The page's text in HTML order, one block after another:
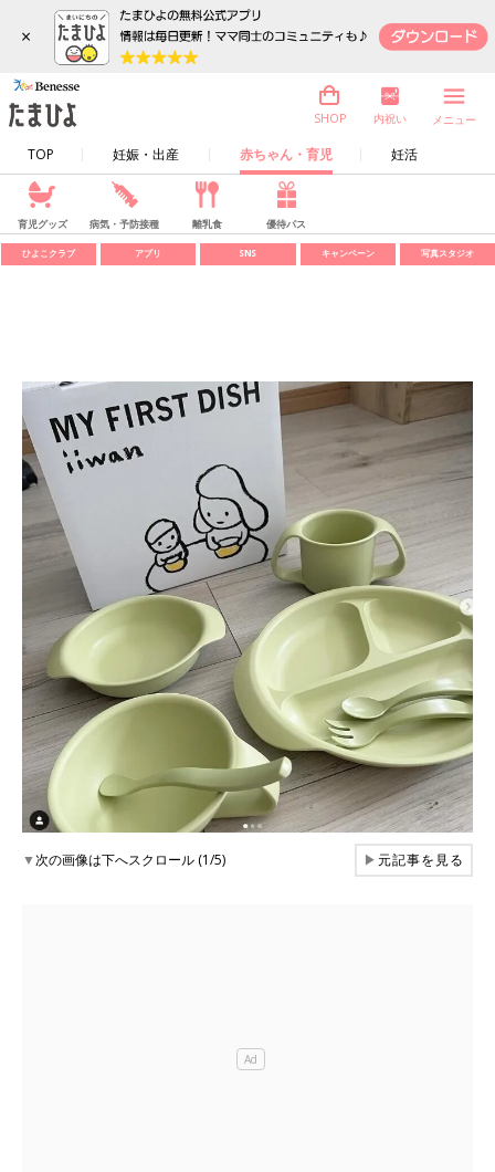
×
TOP 妊娠・出産 赤ちゃん・育児 妊活
SHOP 内祝い メニュー
育児グッズ 病気・予防接種 離乳食 優待パス
ひよこクラブ アプリ SNS キャンペーン 写真スタジオ
▼次の画像は下へスクロール (1/5) ▶元記事を見る